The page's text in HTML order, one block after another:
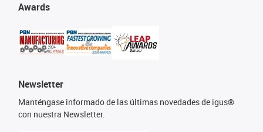
Awards
Newsletter
Manténgase informado de las últimas novedades de igus®
con nuestra Newsletter.